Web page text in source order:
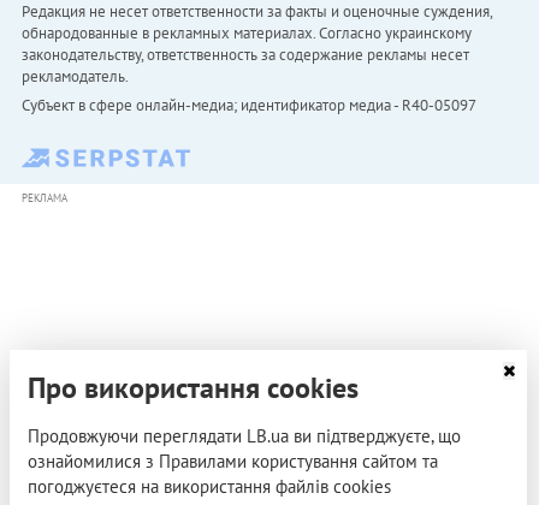
Редакция не несет ответственности за факты и оценочные суждения,
обнародованные в рекламных материалах. Согласно украинскому
законодательству, ответственность за содержание рекламы несет
рекламодатель.
Субъект в сфере онлайн-медиа; идентификатор медиа - R40-05097
РЕКЛАМА
Про використання cookies
Продовжуючи переглядати LB.ua ви підтверджуєте, що
ознайомилися з Правилами користування сайтом та
погоджуєтеся на використання файлів cookies